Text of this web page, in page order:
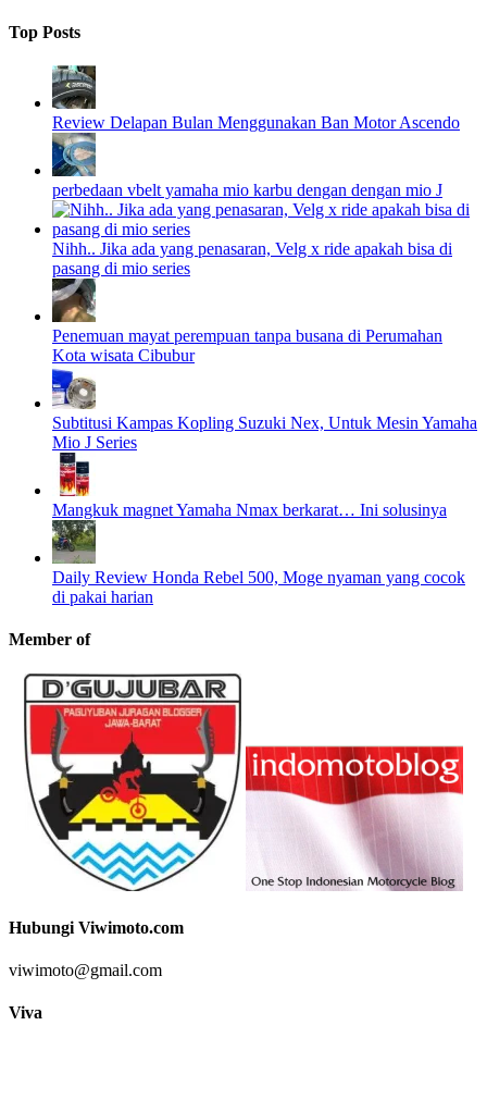
Top Posts
Review Delapan Bulan Menggunakan Ban Motor Ascendo
perbedaan vbelt yamaha mio karbu dengan dengan mio J
Nihh.. Jika ada yang penasaran, Velg x ride apakah bisa di
pasang di mio series
Penemuan mayat perempuan tanpa busana di Perumahan
Kota wisata Cibubur
Subtitusi Kampas Kopling Suzuki Nex, Untuk Mesin Yamaha
Mio J Series
Mangkuk magnet Yamaha Nmax berkarat… Ini solusinya
Daily Review Honda Rebel 500, Moge nyaman yang cocok
di pakai harian
Member of
Hubungi Viwimoto.com
viwimoto@gmail.com
Viva